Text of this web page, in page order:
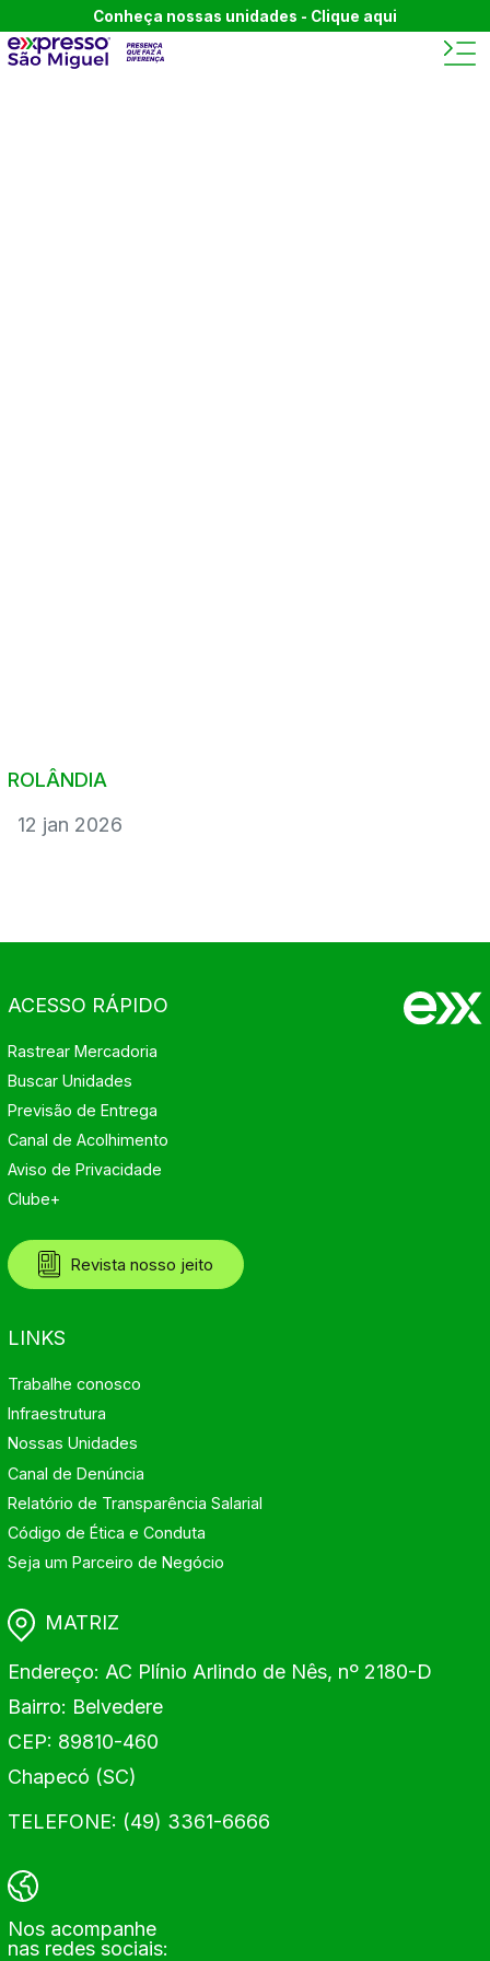
Conheça nossas unidades - Clique aqui
ROLÂNDIA
12 jan 2026
ACESSO RÁPIDO
Rastrear Mercadoria
Buscar Unidades
Previsão de Entrega
Canal de Acolhimento
Aviso de Privacidade
Clube+
Revista nosso jeito
LINKS
Trabalhe conosco
Infraestrutura
Nossas Unidades
Canal de Denúncia
Relatório de Transparência Salarial
Código de Ética e Conduta
Seja um Parceiro de Negócio
MATRIZ
Endereço: AC Plínio Arlindo de Nês, nº 2180-D
Bairro: Belvedere
CEP: 89810-460
Chapecó (SC)
TELEFONE: (49) 3361-6666
Nos acompanhe
nas redes sociais: